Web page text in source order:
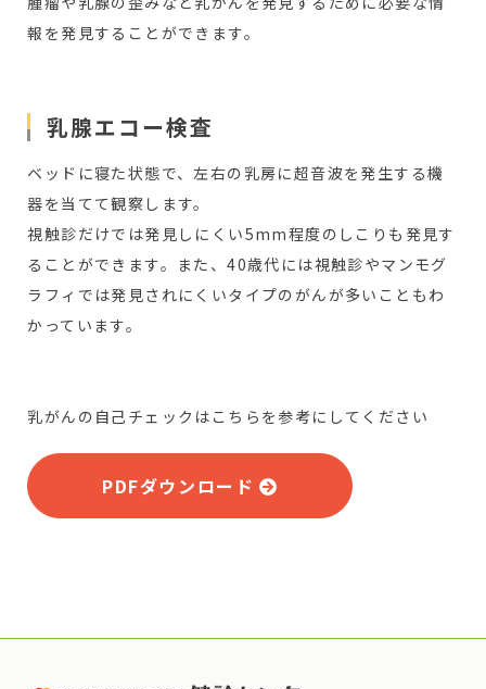
報を発見することができます。
乳腺エコー検査
ベッドに寝た状態で、左右の乳房に超音波を発生する機
器を当てて観察します。
視触診だけでは発見しにくい5mm程度のしこりも発見す
ることができます。また、40歳代には視触診やマンモグ
ラフィでは発見されにくいタイプのがんが多いこともわ
かっています。
乳がんの自己チェックはこちらを参考にしてください
PDFダウンロード